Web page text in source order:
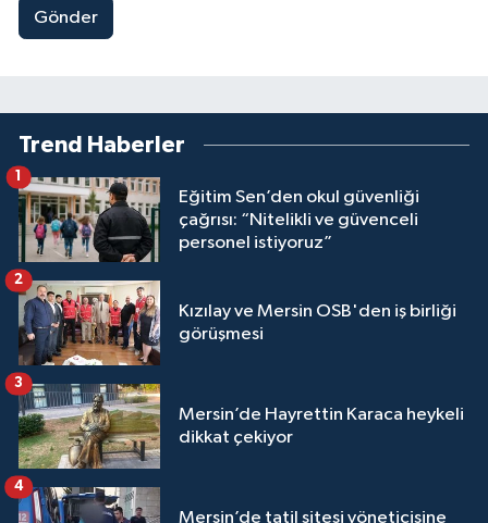
Gönder
Trend Haberler
Eğitim Sen’den okul güvenliği
çağrısı: “Nitelikli ve güvenceli
personel istiyoruz”
Kızılay ve Mersin OSB'den iş birliği
görüşmesi
2
Mersin’de Hayrettin Karaca heykeli
dikkat çekiyor
3
Mersin’de tatil sitesi yöneticisine
4